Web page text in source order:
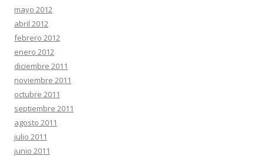
mayo 2012
abril 2012
febrero 2012
enero 2012
diciembre 2011
noviembre 2011
octubre 2011
septiembre 2011
agosto 2011
julio 2011
junio 2011